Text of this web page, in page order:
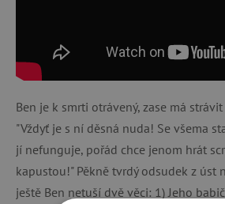
Ben je k smrti otrávený, zase má
"Vždyť je s ní děsná nuda! Se všema
jí nefunguje, pořád chce jenom hrát
kapustou!" Pěkně tvrdý odsudek z úst
ještě Ben netuší dvě věci: 1) Jeho